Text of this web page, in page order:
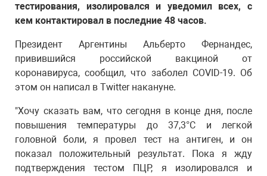
тестирования, изолировался и уведомил всех, с
кем контактировал в последние 48 часов.
Президент Аргентины Альберто Фернандес,
привившийся российской вакциной от
коронавируса, сообщил, что заболел COVID-19. Об
этом он написал в Twitter накануне.
"Хочу сказать вам, что сегодня в конце дня, после
повышения температуры до 37,3°C и легкой
головной боли, я провел тест на антиген, и он
показал положительный результат. Пока я жду
подтверждения тестом ПЦР, я изолировался и